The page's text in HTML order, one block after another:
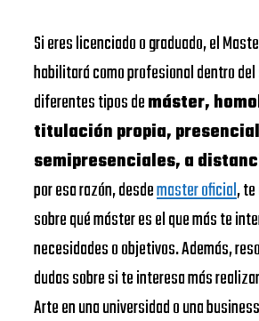
Si eres licenciado o graduado, el
habilitará como profesional dentro
diferentes tipos demáster,
titulación propia,
semipresenciales, a
por esa razón, desdemaster oficial,
sobre qué máster es el que más te
necesidades o objetivos. Además,
dudas sobre si te interesa más
Arte en una universidad o una